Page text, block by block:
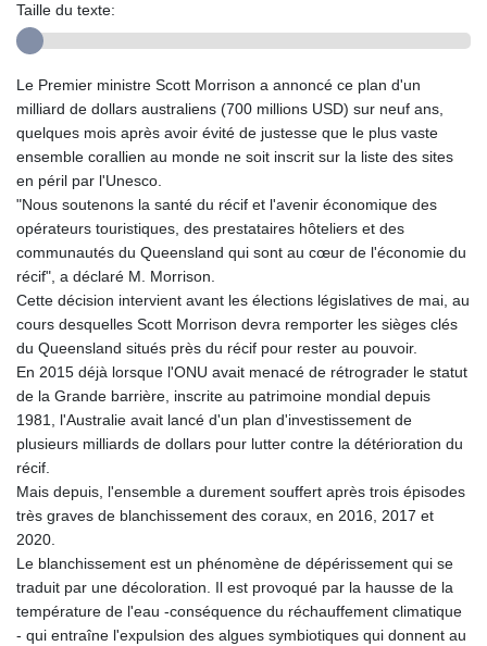
Taille du texte:
Le Premier ministre Scott Morrison a annoncé ce plan d'un
milliard de dollars australiens (700 millions USD) sur neuf ans,
quelques mois après avoir évité de justesse que le plus vaste
ensemble corallien au monde ne soit inscrit sur la liste des sites
en péril par l'Unesco.
"Nous soutenons la santé du récif et l'avenir économique des
opérateurs touristiques, des prestataires hôteliers et des
communautés du Queensland qui sont au cœur de l'économie du
récif", a déclaré M. Morrison.
Cette décision intervient avant les élections législatives de mai, au
cours desquelles Scott Morrison devra remporter les sièges clés
du Queensland situés près du récif pour rester au pouvoir.
En 2015 déjà lorsque l'ONU avait menacé de rétrograder le statut
de la Grande barrière, inscrite au patrimoine mondial depuis
1981, l'Australie avait lancé d'un plan d'investissement de
plusieurs milliards de dollars pour lutter contre la détérioration du
récif.
Mais depuis, l'ensemble a durement souffert après trois épisodes
très graves de blanchissement des coraux, en 2016, 2017 et
2020.
Le blanchissement est un phénomène de dépérissement qui se
traduit par une décoloration. Il est provoqué par la hausse de la
température de l'eau -conséquence du réchauffement climatique
- qui entraîne l'expulsion des algues symbiotiques qui donnent au